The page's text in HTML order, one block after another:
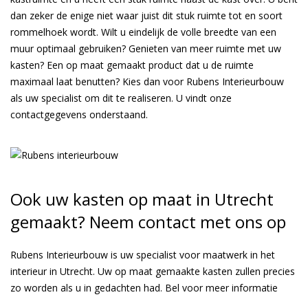
dan zeker de enige niet waar juist dit stuk ruimte tot en soort
rommelhoek wordt. Wilt u eindelijk de volle breedte van een
muur optimaal gebruiken? Genieten van meer ruimte met uw
kasten? Een op maat gemaakt product dat u de ruimte
maximaal laat benutten? Kies dan voor Rubens Interieurbouw
als uw specialist om dit te realiseren. U vindt onze
contactgegevens onderstaand.
Ook uw kasten op maat in Utrecht
gemaakt? Neem contact met ons op
Rubens Interieurbouw is uw specialist voor maatwerk in het
interieur in Utrecht. Uw op maat gemaakte kasten zullen precies
zo worden als u in gedachten had. Bel voor meer informatie